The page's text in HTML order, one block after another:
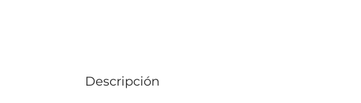
Descripción